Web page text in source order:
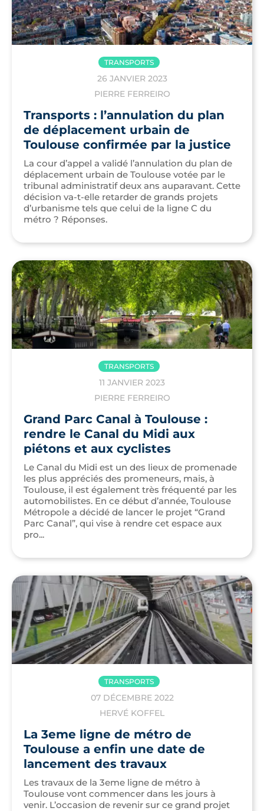
TRANSPORTS
26 JANVIER 2023
PIERRE FERREIRO
Transports : l’annulation du plan
de déplacement urbain de
Toulouse confirmée par la justice
La cour d’appel a validé l’annulation du plan de
déplacement urbain de Toulouse votée par le
tribunal administratif deux ans auparavant. Cette
décision va-t-elle retarder de grands projets
d’urbanisme tels que celui de la ligne C du
métro ? Réponses.
TRANSPORTS
11 JANVIER 2023
PIERRE FERREIRO
Grand Parc Canal à Toulouse :
rendre le Canal du Midi aux
piétons et aux cyclistes
Le Canal du Midi est un des lieux de promenade
les plus appréciés des promeneurs, mais, à
Toulouse, il est également très fréquenté par les
automobilistes. En ce début d’année, Toulouse
Métropole a décidé de lancer le projet “Grand
Parc Canal”, qui vise à rendre cet espace aux
pro...
TRANSPORTS
07 DÉCEMBRE 2022
HERVÉ KOFFEL
La 3eme ligne de métro de
Toulouse a enfin une date de
lancement des travaux
Les travaux de la 3eme ligne de métro à
Toulouse vont commencer dans les jours à
venir. L’occasion de revenir sur ce grand projet